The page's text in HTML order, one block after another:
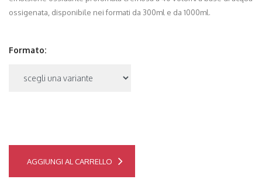
ossigenata, disponibile nei formati da 300ml e da 1000ml.
Formato:
AGGIUNGI AL CARRELLO